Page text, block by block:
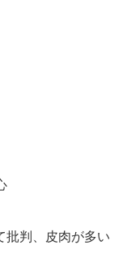
批判、皮肉が多い